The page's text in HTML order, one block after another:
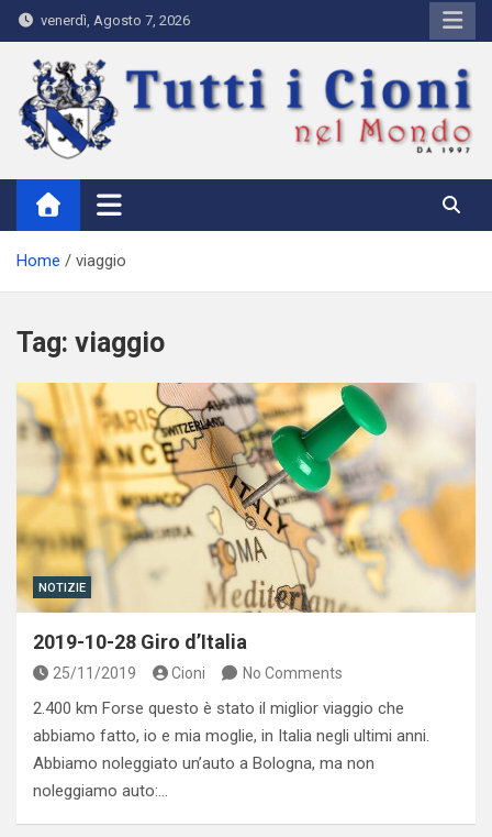
Skip
to
content
venerdì, Agosto 7, 2026
Tutti i Cioni nel Mondo
Where Cioni`s come from
Home viaggio
Tag: viaggio
NOTIZIE
2019-10-28 Giro d’Italia
25/11/2019 Cioni No Comments
2.400 km Forse questo è stato il miglior viaggio che
abbiamo fatto, io e mia moglie, in Italia negli ultimi anni.
Abbiamo noleggiato un’auto a Bologna, ma non
noleggiamo auto:…